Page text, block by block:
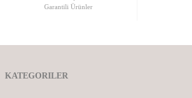
Garantili Ürünler
KATEGORILER